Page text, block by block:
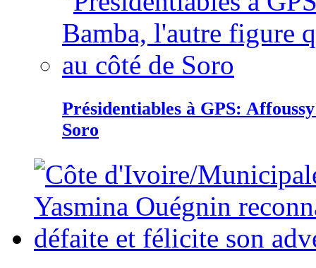
Présidentiables à GPS:
Soro